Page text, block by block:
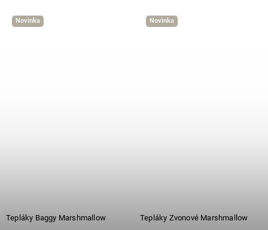
Novinka
Tepláky Baggy Marshmallow
Novinka
Tepláky Zvonové Marshmallow